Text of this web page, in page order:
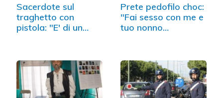
Sacerdote sul
traghetto con
pistola: "E' di un…
Prete pedofilo choc:
"Fai sesso con me e
tuo nonno…